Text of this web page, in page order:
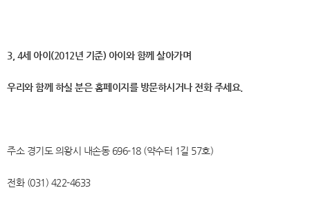
3, 4세 아이(2012년 기준) 아이와 함께 살아가며
우리와 함께 하실 분은 홈페이지를 방문하시거나 전화 주세요.
주소 경기도 의왕시 내손동 696-18 (약수터 1길 57호)
전화 (031) 422-4633